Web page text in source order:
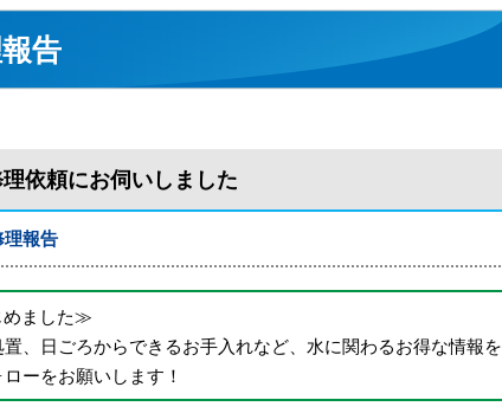
告
依頼にお伺いしました
理報告
めました≫
、日ごろからできるお手入れなど、水に関わるお得な情報を
ーをお願いします！